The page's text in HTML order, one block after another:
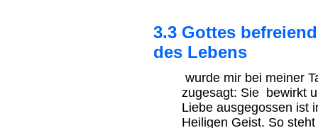
3.3 Gottes
des Lebens
wurde mir bei meiner
zugesagt: Sie bewirkt
Liebe ausgegossen ist
Heiligen Geist. So